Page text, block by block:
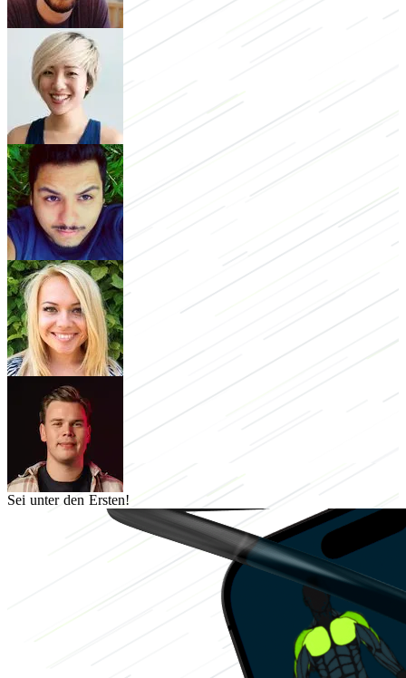
Sei unter den Ersten!